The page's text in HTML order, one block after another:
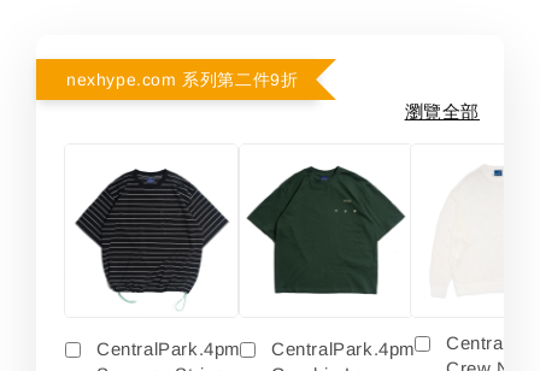
nexhype.com 系列第二件9折
瀏覽全部
CentralPark.4pm
CentralPark.4pm